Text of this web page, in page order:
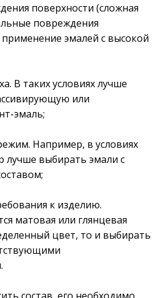
поверхности (сложная
повреждения
эмалей с высокой
В таких условиях лучше
или
эмаль;
Например, в условиях
лучше выбирать эмали с
к изделию.
матовая или глянцевая
цвет, то и выбирать